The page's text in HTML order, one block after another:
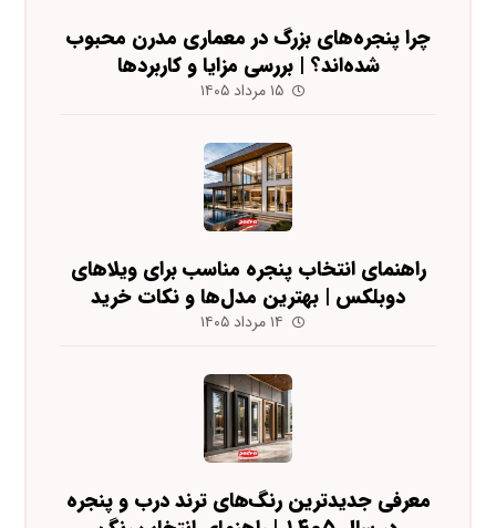
چرا پنجره‌های بزرگ در معماری مدرن محبوب
شده‌اند؟ | بررسی مزایا و کاربردها
۱۵ مرداد ۱۴۰۵
راهنمای انتخاب پنجره مناسب برای ویلاهای
دوبلکس | بهترین مدل‌ها و نکات خرید
۱۴ مرداد ۱۴۰۵
معرفی جدیدترین رنگ‌های ترند درب و پنجره